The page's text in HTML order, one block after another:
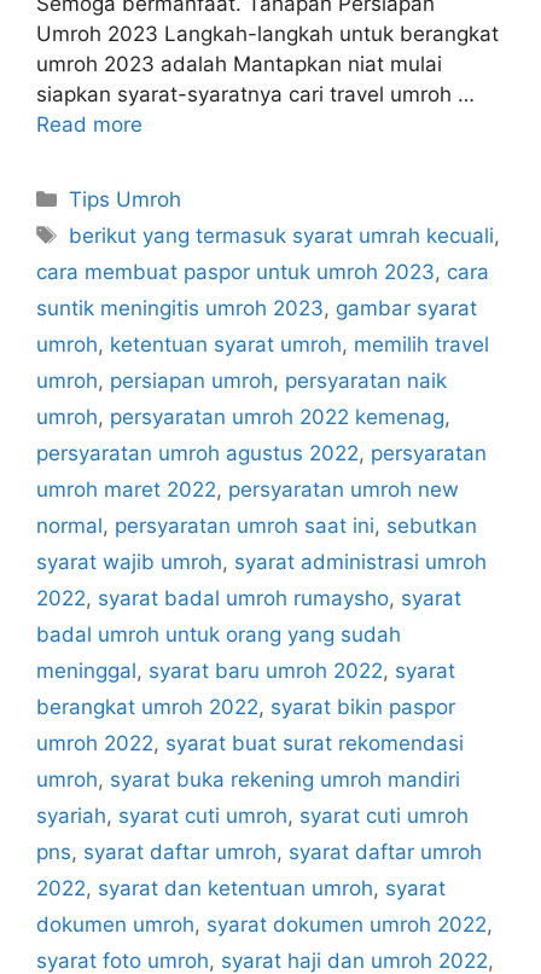
Umroh 2023 Langkah-langkah untuk berangkat
umroh 2023 adalah Mantapkan niat mulai
siapkan syarat-syaratnya cari travel umroh …
Read more
Categories
Tips Umroh
Tags
berikut yang termasuk syarat umrah kecuali,
cara membuat paspor untuk umroh 2023, cara
suntik meningitis umroh 2023, gambar syarat
umroh, ketentuan syarat umroh, memilih travel
umroh, persiapan umroh, persyaratan naik
umroh, persyaratan umroh 2022 kemenag,
persyaratan umroh agustus 2022, persyaratan
umroh maret 2022, persyaratan umroh new
normal, persyaratan umroh saat ini, sebutkan
syarat wajib umroh, syarat administrasi umroh
2022, syarat badal umroh rumaysho, syarat
badal umroh untuk orang yang sudah
meninggal, syarat baru umroh 2022, syarat
berangkat umroh 2022, syarat bikin paspor
umroh 2022, syarat buat surat rekomendasi
umroh, syarat buka rekening umroh mandiri
syariah, syarat cuti umroh, syarat cuti umroh
pns, syarat daftar umroh, syarat daftar umroh
2022, syarat dan ketentuan umroh, syarat
dokumen umroh, syarat dokumen umroh 2022,
syarat foto umroh, syarat haji dan umroh 2022,